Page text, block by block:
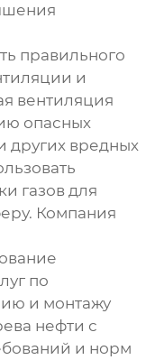
правильного
и
вентиляция
опасных
других вредных
газов для
Компания
по
и монтажу
нефти с
и норм